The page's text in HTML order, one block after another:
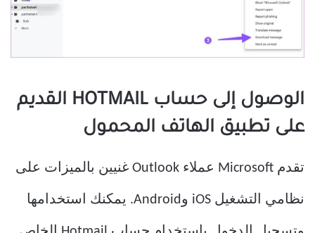
الوصول إلى حساب HOTMAIL القديم
على تطبيق الهاتف المحمول
تقدم Microsoft عملاء Outlook غنيين بالميزات على
نظامي التشغيل iOS وAndroid. يمكنك استخدامها